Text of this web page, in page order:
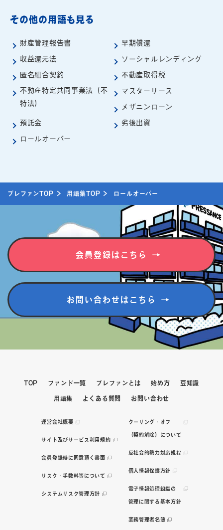
その他の用語も見る
財産管理報告書 早期償還
収益還元法 ソーシャルレンディング
匿名組合契約 不動産取得税
不動産特定共同事業法（不
特法）
マスターリース
メザニンローン
預託金 劣後出資
ロールオーバー
プレファンTOP 用語集TOP ロールオーバー
会員登録はこちら
お問い合わせはこちら
TOP ファンド一覧 プレファンとは 始め方 豆知識
用語集 よくある質問 お問い合わせ
運営会社概要
サイト及びサービス利用規約
会員登録時に同意頂く書面
リスク・手数料等について
システムリスク管理方針
クーリング・オフ
（契約解除）について
反社会的勢力対応規程
個人情報保護方針
電子情報処理組織の
管理に関する基本方針
業務管理者名簿